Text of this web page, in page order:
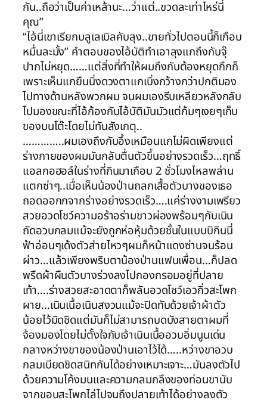
กัน..ถือว่าเป็นค่าเหล้านะ…ว่าแต่..ขวดละเท่าไหร่นี่
คุณ”
“ไอ้นี่เขาเรียกบลูเลเบิลคับลุง..ขายทั่วไปตอนนี้ก็เกือบ
หมื่นละมั้ง” คำตอบของไอ้บัติทำเอาลุงแกถึงกับจุ๊
ปากไม่หยุด……แต่สิ่งที่ทำให้ผมถึงกับต้องหยุดกึกก็
เพราะเห็นแกยืนนิ่งดวงตาแกเบิ่งกว้างกว่าปกติมอง
ไปทางด้านหลังพวกผม จนผมเองรีบเหลียวหลังกลับ
ไปมองขณะที่ไอ้ก้องกับไอ้บัติมันมัวแต่ก้มๆเงยๆเก็บ
ของบนโต๊ะโดยไม่ทันสังเกตุ..
…………..ผมเองถึงกับอึ้งเหมือนแกไม่ผิดเพียงแต่
ร่างกายของผมมันกลับตื่นตัวขึ้นอย่างรวดเร็ว…ฤทธิ์
แอลกอฮอล์ในร่างที่กินมาเกือบ 2 ชั่วโมงไหลพล่าน
แตกซ่าๆ..เมื่อเห็นน้องป่านถลกเสื้อตัวบางของเธอ
ถอดออกกจากร่างอย่างรวดเร็ว….แค่ร่างงามเพรียว
สวยอวดโชว์ความอร้าอร่ามขาวผ่องพร้อมๆกับเนิน
ถัดอวบกลมแม้จะยังถูกห่อหุ้มด้วยชั้นในแบบบิกินนี่
ฟ้าอ่อนๆเด้งตัวส่ายไหวๆผมก็หน้าแดงซ่านจนร้อน
ผ่าว…แล้วเพียงพริบตาน้องป่านแฟนเพื่อน…ก็ปลด
พรืดผ้าผืนตัวบางร่วงลงไปกองกรอมอยู่ที่ปลาย
เท้า….ร่างสวยสะอาดตาก็พลันอวดโชว์เอวกิ่วสะโพก
ผาย…เนินเนื้อเนินสงวนแม้จะปิดทับด้วยเจ้าผ้าตัว
น้อยไว้มิดชิดแต่มันก็ไม่สามารถบดบังสายตาผมที่
จ้องมองโดยไม่ตั้งใจกับเจ้าเนินเนื้ออวบอิ่มนูนเด่น
กลางหว่างขาของน้องป่านเอาไว้ได้…..หว่างขาอวบ
กลมเบียดชิดสนิทกันได้อย่างเหมาะเจาะ…มันลงตัวไป
ด้วยความโค้งมนและความกลมกลึงของท่อนขานับ
จากขอบสะโพกไล่ไปจนถึงปลายเท้าได้อย่างลงตัว